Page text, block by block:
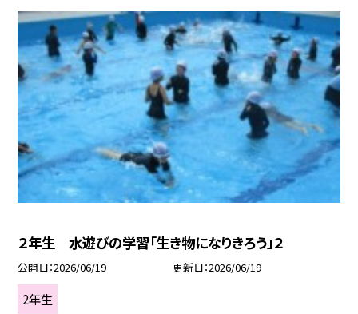
２年生 水遊びの学習「生き物になりきろう」２
公開日 2026/06/19 更新日 2026/06/19
2年生